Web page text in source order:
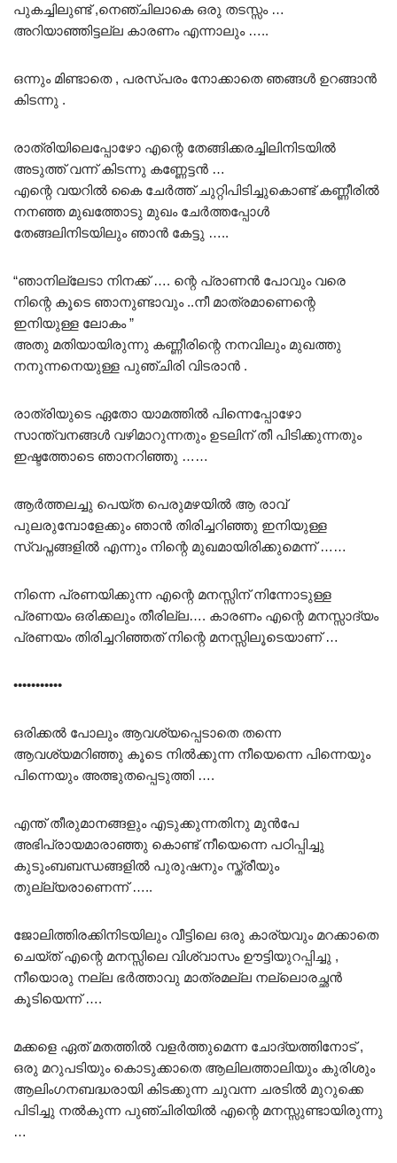
പുകച്ചിലുണ്ട് ,നെഞ്ചിലാകെ ഒരു തടസ്സം …
അറിയാഞ്ഞിട്ടല്ല കാരണം എന്നാലും …..
ഒന്നും മിണ്ടാതെ , പരസ്പരം നോക്കാതെ ഞങ്ങൾ ഉറങ്ങാൻ
കിടന്നു .
രാത്രിയിലെപ്പോഴോ എന്റെ തേങ്ങിക്കരച്ചിലിനിടയിൽ
അടുത്ത് വന്ന് കിടന്നു കണ്ണേട്ടൻ …
എന്റെ വയറിൽ കൈ ചേർത്ത് ചുറ്റിപിടിച്ചുകൊണ്ട് കണ്ണീരിൽ
നനഞ്ഞ മുഖത്തോടു മുഖം ചേർത്തപ്പോൾ
തേങ്ങലിനിടയിലും ഞാൻ കേട്ടു …..
“ഞാനില്ലേടാ നിനക്ക്‌ …. ന്റെ പ്രാണൻ പോവും വരെ
നിന്റെ കൂടെ ഞാനുണ്ടാവും ..നീ മാത്രമാണെന്റെ
ഇനിയുള്ള ലോകം ”
അതു മതിയായിരുന്നു കണ്ണീരിന്റെ നനവിലും മുഖത്തു
നനുന്നനെയുള്ള പുഞ്ചിരി വിടരാൻ .
രാത്രിയുടെ ഏതോ യാമത്തിൽ പിന്നെപ്പോഴോ
സാന്ത്വനങ്ങൾ വഴിമാറുന്നതും ഉടലിന് തീ പിടിക്കുന്നതും
ഇഷ്ടത്തോടെ ഞാനറിഞ്ഞു ……
ആർത്തലച്ചു പെയ്ത പെരുമഴയിൽ ആ രാവ്
പുലരുമ്പോളേക്കും ഞാൻ തിരിച്ചറിഞ്ഞു ഇനിയുള്ള
സ്വപ്നങ്ങളിൽ എന്നും നിന്റെ മുഖമായിരിക്കുമെന്ന് ……
നിന്നെ പ്രണയിക്കുന്ന എന്റെ മനസ്സിന് നിന്നോടുള്ള
പ്രണയം ഒരിക്കലും തീരില്ല…. കാരണം എന്റെ മനസ്സാദ്യം
പ്രണയം തിരിച്ചറിഞ്ഞത് നിന്റെ മനസ്സിലൂടെയാണ് …
•••••••••••
ഒരിക്കൽ പോലും ആവശ്യപ്പെടാതെ തന്നെ
ആവശ്യമറിഞ്ഞു കൂടെ നിൽക്കുന്ന നീയെന്നെ പിന്നെയും
പിന്നെയും അത്ഭുതപ്പെടുത്തി ….
എന്ത് തീരുമാനങ്ങളും എടുക്കുന്നതിനു മുൻപേ
അഭിപ്രായമാരാഞ്ഞു കൊണ്ട് നീയെന്നെ പഠിപ്പിച്ചു
കുടുംബബന്ധങ്ങളിൽ പുരുഷനും സ്ത്രീയും
തുല്ല്യരാണെന്ന് …..
ജോലിത്തിരക്കിനിടയിലും വീട്ടിലെ ഒരു കാര്യവും മറക്കാതെ
ചെയ്ത് എന്റെ മനസ്സിലെ വിശ്വാസം ഊട്ടിയുറപ്പിച്ചു ,
നീയൊരു നല്ല ഭർത്താവു മാത്രമല്ല നല്ലൊരച്ഛൻ
കൂടിയെന്ന് ….
മക്കളെ ഏത് മതത്തിൽ വളർത്തുമെന്ന ചോദ്യത്തിനോട് ,
ഒരു മറുപടിയും കൊടുക്കാതെ ആലിലത്താലിയും കുരിശും
ആലിംഗനബദ്ധരായി കിടക്കുന്ന ചുവന്ന ചരടിൽ മുറുക്കെ
പിടിച്ചു നൽകുന്ന പുഞ്ചിരിയിൽ എന്റെ മനസ്സുണ്ടായിരുന്നു
…